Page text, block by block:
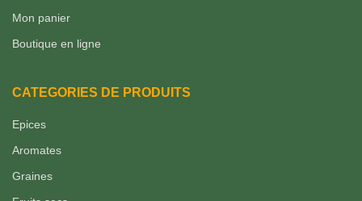
Mon panier
Boutique en ligne
CATEGORIES DE PRODUITS
Epices
Aromates
Graines